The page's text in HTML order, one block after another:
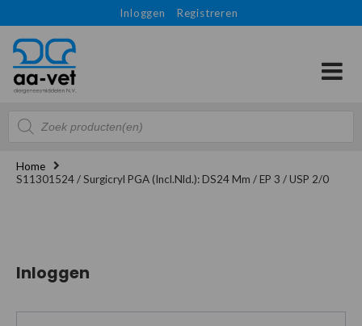
Inloggen Registreren
Producten
zoeken
Home
S11301524 / Surgicryl PGA (Incl.Nld.): DS24 Mm / EP 3 / USP 2/0
Inloggen